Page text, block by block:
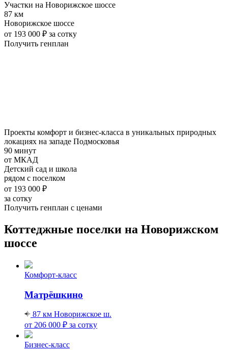
Участки на Новорижское шоссе
87 км
Новорижское шоссе
от 193 000 ₽ за сотку
Получить генплан
Проекты комфорт и бизнес-класса в уникальных природных
локациях на западе Подмосковья
90 минут
от МКАД
Детский сад и школа
рядом с поселком
от 193 000 ₽
за сотку
Получить генплан с ценами
Коттеджные поселки на Новорижском
шоссе
Комфорт-класс
Матрёшкино
87 км Новорижское ш.
от 206 000 ₽ за сотку
Бизнес-класс